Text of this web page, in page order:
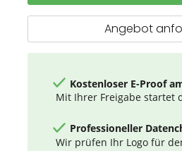
mit
Angebot
Kostenloser E-Proof
Mit Ihrer Freigabe startet
Professioneller
Wir prüfen Ihr Logo für